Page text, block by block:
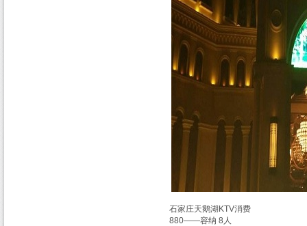
石家庄天鹅湖KTV消费
880——容纳 8人